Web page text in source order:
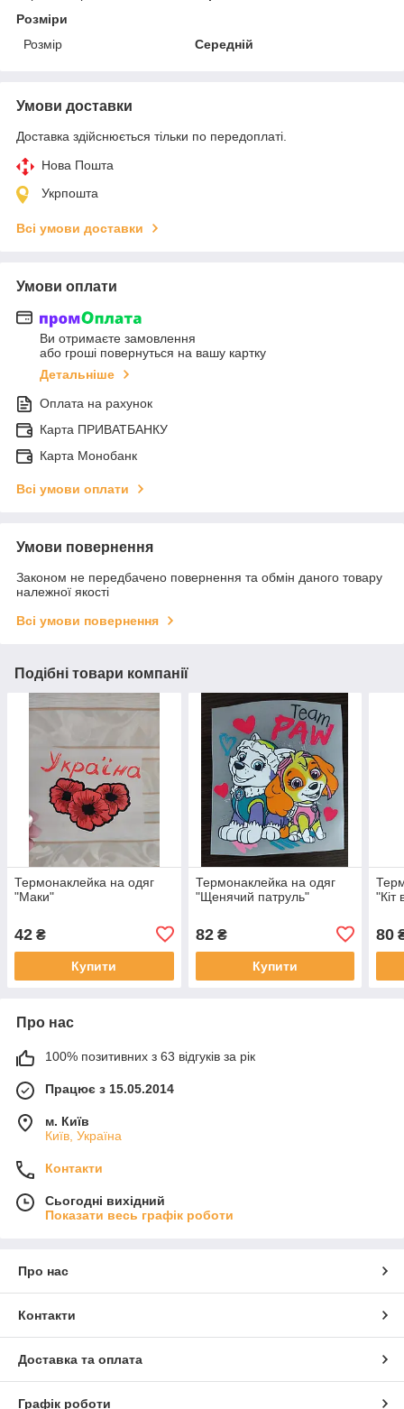
Розміри
Розмір
Середній
Умови доставки
Доставка здійснюється тільки по передоплаті.
Нова Пошта
Укрпошта
Всі умови доставки
Умови оплати
Ви отримаєте замовлення
або гроші повернуться на вашу картку
Детальніше
Оплата на рахунок
Карта ПРИВАТБАНКУ
Карта Монобанк
Всі умови оплати
Умови повернення
Законом не передбачено повернення та обмін даного товару
належної якості
Всі умови повернення
Подібні товари компанії
Термонаклейка на одяг
"Маки"
42 ₴
Купити
Термонаклейка на одяг
"Щенячий патруль"
82₴
Купити
"Кіт
80
Про нас
100% позитивних з 63 відгуків за рік
Працює з 15.05.2014
м. Київ
Київ, Україна
Контакти
Сьогодні вихідний
Показати весь графік роботи
Про нас
Контакти
Доставка та оплата
Графік роботи